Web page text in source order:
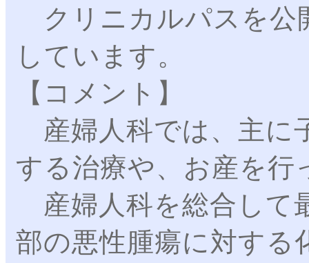
クリニカルパスを公
しています。
【コメント】
産婦人科では、主に
する治療や、お産を行
産婦人科を総合して
部の悪性腫瘍に対する